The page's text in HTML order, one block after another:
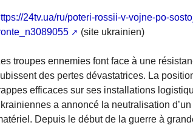
24tv.ua/ru/poteri-rossii-v-vojne-po-
(site ukrainien)
troupes ennemies font face à une
des pertes dévastatrices. La
efficaces sur ses installations
a annoncé la neutralisation
Depuis le début de la guerre à